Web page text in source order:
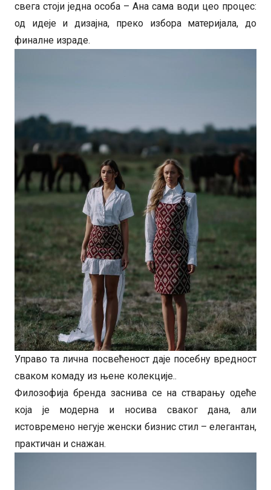
свега стоји једна особа – Ана сама води цео процес:
од идеје и дизајна, преко избора материјала, до
финалне израде.
Управо та лична посвећеност даје посебну вредност
сваком комаду из њене колекције..
Филозофија бренда заснива се на стварању одеће
која је модерна и носива сваког дана, али
истовремено негује женски бизнис стил – елегантан,
практичан и снажан.